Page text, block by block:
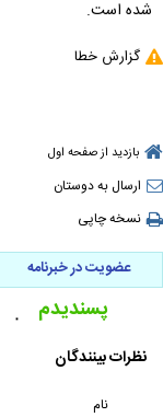
شده است.
گزارش خطا
بازدید از صفحه اول
ارسال به دوستان
نسخه چاپی
عضویت در خبرنامه
۰ پسندیدم
نظرات بینندگان
نام